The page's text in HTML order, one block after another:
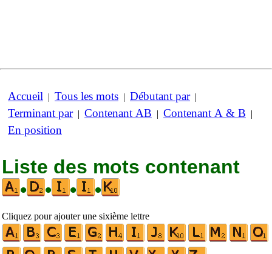
Accueil | Tous les mots | Débutant par|
Terminant par| Contenant AB | Contenant A & B |
En position
Liste des mots contenant
•
• • •
Cliquez pour ajouter une sixième lettre